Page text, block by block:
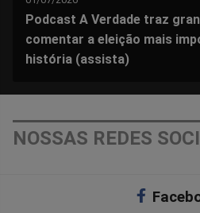
Podcast A Verdade traz
comentar a eleição mais
história (assista)
NOSSAS REDES